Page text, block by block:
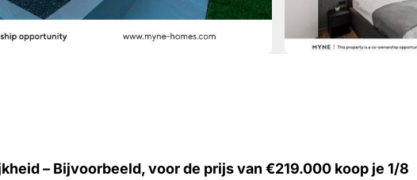
– Bijvoorbeeld, voor de prijs van €219.000 koop je 1/8